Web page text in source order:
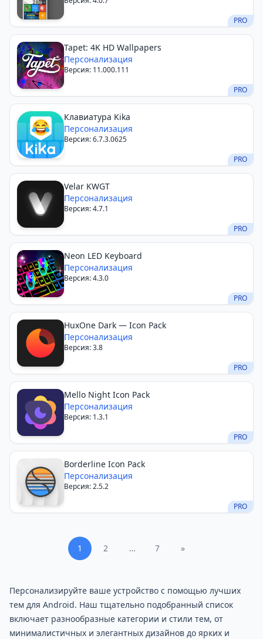
PRO
Tapet: 4K HD Wallpapers
Персонализация
Версия: 11.000.111
PRO
Клавиатура Kika
Персонализация
Версия: 6.7.3.0625
PRO
Velar KWGT
Персонализация
Версия: 4.7.1
PRO
Neon LED Keyboard
Персонализация
Версия: 4.3.0
PRO
HuxOne Dark — Icon Pack
Персонализация
Версия: 3.8
PRO
Mello Night Icon Pack
Персонализация
Версия: 1.3.1
PRO
Borderline Icon Pack
Персонализация
Версия: 2.5.2
PRO
1 2 … 7 »
Персонализируйте ваше устройство с помощью лучших
тем для Android. Наш тщательно подобранный список
включает разнообразные категории и стили тем, от
минималистичных и элегантных дизайнов до ярких и